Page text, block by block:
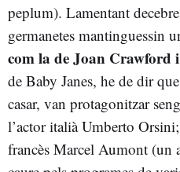
peplum). Lamentant
germanetes mantinguessin
com la de Joan Crawford
de Baby Janes, he de dir
casar, van protagonitzar
l’actor italià Umberto
francès Marcel Aumont (un